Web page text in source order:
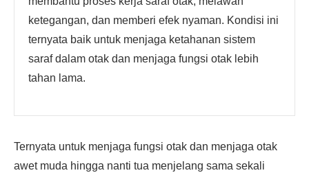
ketegangan, dan memberi efek nyaman. Kondisi ini
ternyata baik untuk menjaga ketahanan sistem
saraf dalam otak dan menjaga fungsi otak lebih
tahan lama.
Ternyata untuk menjaga fungsi otak dan menjaga otak
awet muda hingga nanti tua menjelang sama sekali